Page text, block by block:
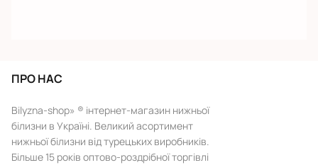
ПРО НАС
Bilyzna-shop» ® інтернет-магазин нижньої
білизни в Україні. Великий асортимент
нижньої білизни від турецьких виробників.
Більше 15 років оптово-роздрібної торгівлі